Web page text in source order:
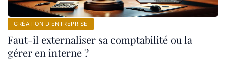
CRÉATION D’ENTREPRISE
Faut-il externaliser sa comptabilité ou la
gérer en interne ?